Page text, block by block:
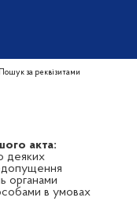
Пошук за реквізитами
акта:
деяких
органами
в умовах